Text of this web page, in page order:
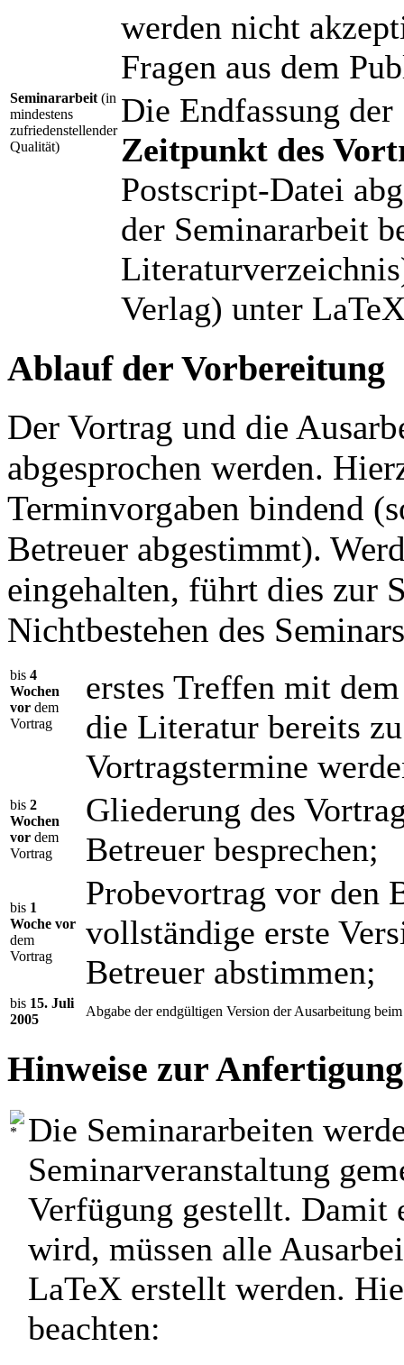
werden nicht
Fragen aus dem
Seminararbeit (in
mindestens
zufriedenstellender
Qualität)
Die Endfassung
Zeitpunkt des
Postscript-Datei
der Seminararbeit
Verlag) unter
Ablauf der Vorbereitung
Der Vortrag und die
abgesprochen werden.
Terminvorgaben bindend
Betreuer abgestimmt).
eingehalten, führt dies zur
Nichtbestehen des
bis 4
Wochen
vor dem
Vortrag
erstes Treffen mit
die Literatur bereits
Vortragstermine
bis 2
Wochen
vor dem
Vortrag
Gliederung des
Betreuer besprechen;
bis 1
Woche vor
dem
Vortrag
Probevortrag vor den
vollständige erste
Betreuer abstimmen;
bis 15. Juli
2005
Abgabe der endgültigen Version der Ausarbeitung
Hinweise zur
Die Seminararbeiten
Seminarveranstaltung
Verfügung gestellt.
wird, müssen alle
LaTeX erstellt werden.
beachten: